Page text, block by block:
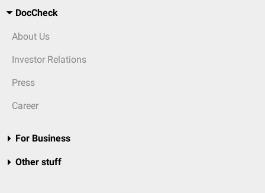
DocCheck
About Us
Investor Relations
Press
Career
For Business
Other stuff